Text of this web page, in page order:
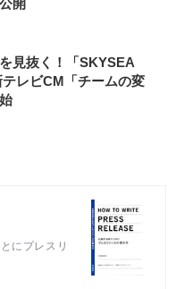
見抜く！「SKYSEA
レビCM「チームの変
にプレスリ